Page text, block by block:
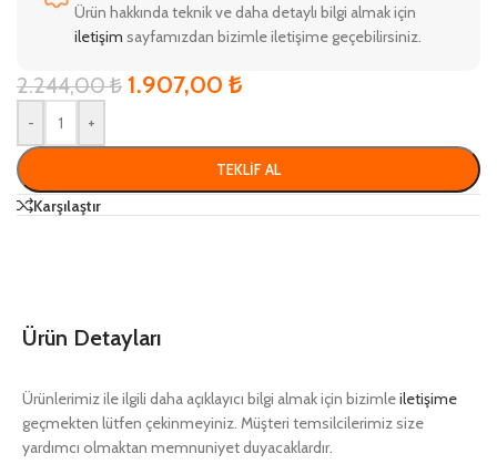
Ürün hakkında teknik ve daha detaylı bilgi almak için
iletişim sayfamızdan bizimle iletişime geçebilirsiniz.
2.244,00₺ 1.907,00 ₺
- +
TEKLIF AL
Karşılaştır
Ürün Detayları
Ürünlerimiz ile ilgili daha açıklayıcı bilgi almak için bizimleiletişime
geçmekten lütfen çekinmeyiniz. Müşteri temsilcilerimiz size
yardımcı olmaktan memnuniyet duyacaklardır.